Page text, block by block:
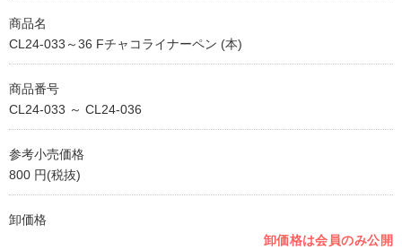
商品名
CL24-033～36 Fチャコライナーペン (本)
商品番号
CL24-033 ～ CL24-036
参考小売価格
800 円(税抜)
卸価格
卸価格は会員のみ公開